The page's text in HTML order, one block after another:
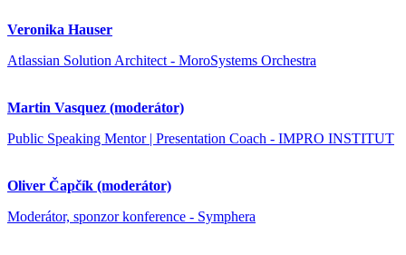
Veronika Hauser
Atlassian Solution Architect - MoroSystems Orchestra
Martin Vasquez (moderátor)
Public Speaking Mentor | Presentation Coach - IMPRO INSTITUT
Oliver Čapčík (moderátor)
Moderátor, sponzor konference - Symphera